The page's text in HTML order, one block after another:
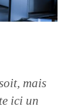
mais
ici un